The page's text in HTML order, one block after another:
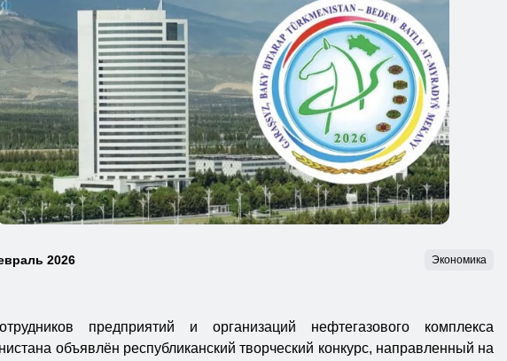
2026 Экономика
предприятий и организаций нефтегазового комплекса
объявлён республиканский творческий конкурс, направленный на